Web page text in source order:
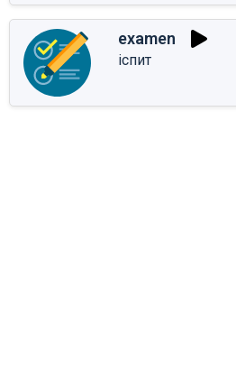
examen
іспит